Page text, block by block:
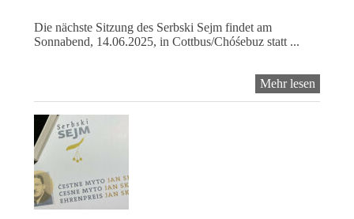
Die nächste Sitzung des Serbski Sejm findet am
Sonnabend, 14.06.2025, in Cottbus/Chóśebuz statt ...
Mehr lesen
Sejm